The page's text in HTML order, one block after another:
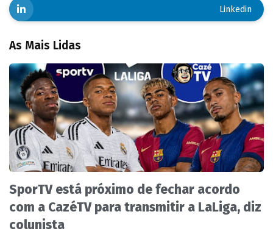
Linkedin
As Mais Lidas
SporTV está próximo de fechar acordo
com a CazéTV para transmitir a LaLiga, diz
colunista